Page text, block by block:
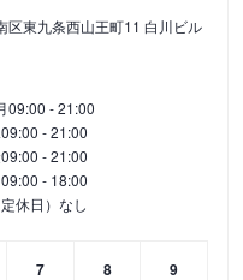
区東九条西山王町11 白川ビル
09:00 - 21:00
09:00 - 21:00
09:00 - 21:00
09:00 - 18:00
定休日）なし
7
8
9